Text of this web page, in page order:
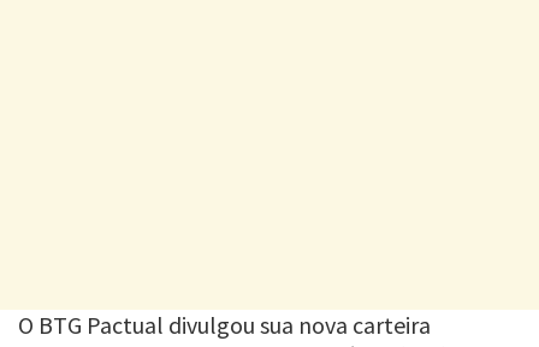
O BTG Pactual divulgou sua nova carteira